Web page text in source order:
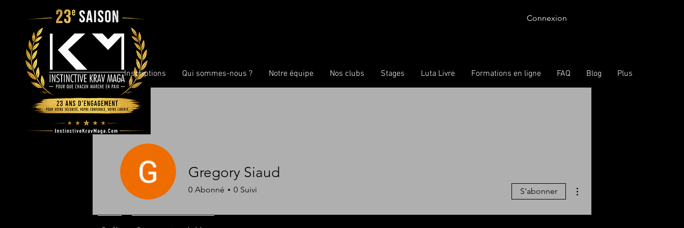
Connexion
Inscriptions Qui sommes-nous ? Notre équipe Nos clubs Stages Luta Livre Formations en ligne FAQ Blog Plus
Gregory Siaud
0 Abonné 0 Suivi S'abonner